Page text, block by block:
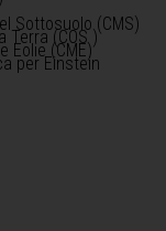
Sottosuolo (CMS)
Terra (COS )
Eolie (CME)
per Einstein